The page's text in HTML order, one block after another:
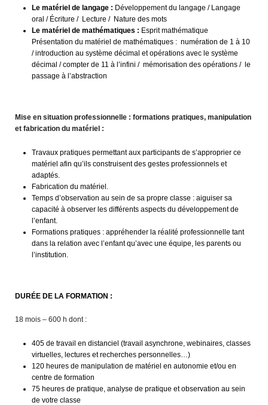
Le matériel de langage : Développement du langage / Langage
oral / Écriture / Lecture / Nature des mots
Le matériel de mathématiques : Esprit mathématique
Présentation du matériel de mathématiques : numération de 1 à 10
/ introduction au système décimal et opérations avec le système
décimal / compter de 11 à l’infini / mémorisation des opérations / le
passage à l’abstraction
Mise en situation professionnelle : formations pratiques, manipulation
et fabrication du matériel :
Travaux pratiques permettant aux participants de s’approprier ce
matériel afin qu’ils construisent des gestes professionnels et
adaptés.
Fabrication du matériel.
Temps d’observation au sein de sa propre classe : aiguiser sa
capacité à observer les différents aspects du développement de
l’enfant.
Formations pratiques : appréhender la réalité professionnelle tant
dans la relation avec l’enfant qu’avec une équipe, les parents ou
l’institution.
DURÉE DE LA FORMATION :
18 mois – 600 h dont :
405 de travail en distanciel (travail asynchrone, webinaires, classes
virtuelles, lectures et recherches personnelles…)
120 heures de manipulation de matériel en autonomie et/ou en
centre de formation
75 heures de pratique, analyse de pratique et observation au sein
de votre classe